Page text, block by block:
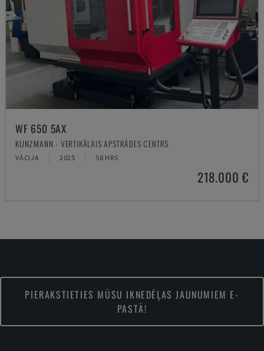
WF 650 5AX
KUNZMANN - VERTIKĀLAIS APSTRĀDES CENTRS
VĀCIJA 2025 58 HRS
218.000 €
PIERAKSTIETIES MŪSU IKNEDĒĻAS JAUNUMIEM E-
PASTĀ!